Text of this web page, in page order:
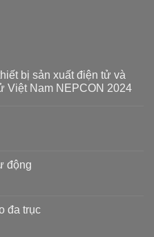
bị sản xuất điện tử và
Việt Nam NEPCON 2024
động
đa trục